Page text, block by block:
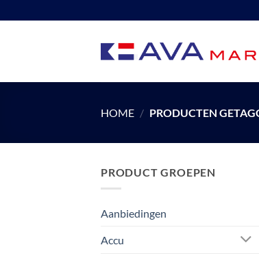
naar
HOME / PRODUCTEN
PRODUCT GROEPEN
Aanbiedingen
Accu